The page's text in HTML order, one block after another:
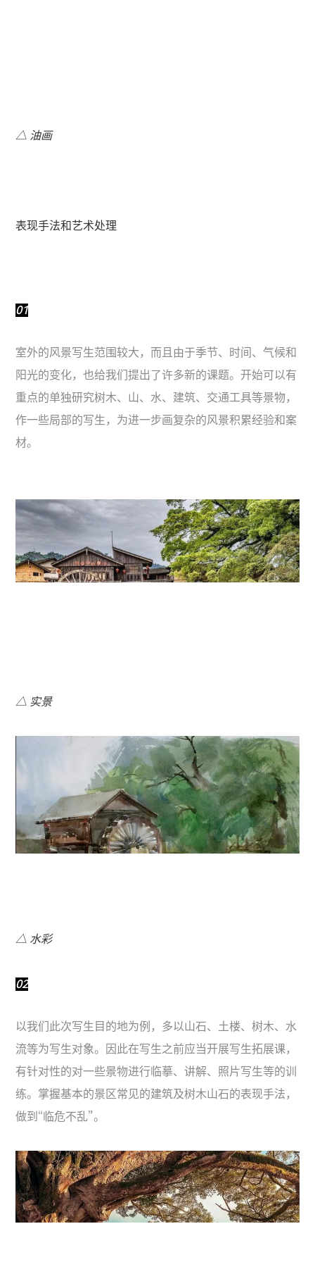
△ 油画
表现手法和艺术处理
01
室外的风景写生范围较大，而且由于季节、时间、气候和
阳光的变化，也给我们提出了许多新的课题。开始可以有
重点的单独研究树木、山、水、建筑、交通工具等景物，
作一些局部的写生，为进一步画复杂的风景积累经验和案
材。
△ 实景
△ 水彩
02
以我们此次写生目的地为例，多以山石、土楼、树木、水
流等为写生对象。因此在写生之前应当开展写生拓展课，
有针对性的对一些景物进行临摹、讲解、照片写生等的训
练。掌握基本的景区常见的建筑及树木山石的表现手法，
做到“临危不乱”。